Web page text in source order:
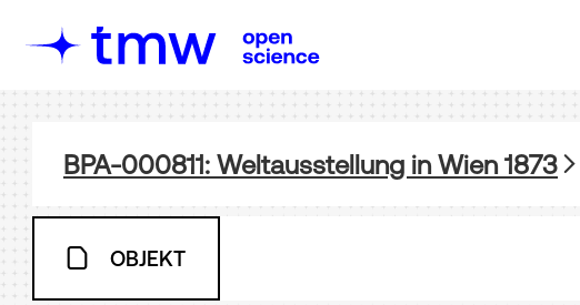
BPA-000811: Weltausstellung in Wien 1873
OBJEKT